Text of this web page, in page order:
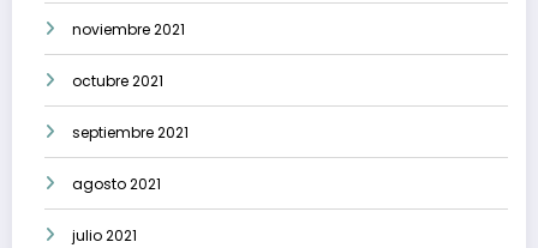
noviembre 2021
octubre 2021
septiembre 2021
agosto 2021
julio 2021